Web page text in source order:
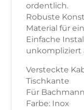
ordentlich.
Robuste
Material für
Einfache
unkompliziert
Versteckte
Tischkante
Für
Farbe: Inox